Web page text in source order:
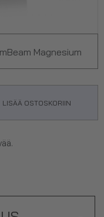
Magnesium
250 g
LISÄÄ OSTOSKORIIN